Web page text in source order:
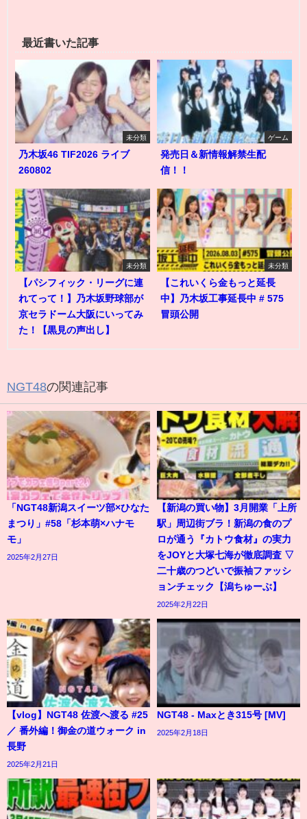
最近書いた記事
未分類
乃木坂46 TIF2026 ライブ
260802
ゲーム
発売日＆新情報解禁生配
信！！
未分類
【パシフィック・リーグに連
れてって！】乃木坂野球部が
京セラドーム大阪にいってみ
た！【黒見の声出し】
未分類
【これいくら金もっと延長
中】乃木坂工事延長中 # 575
冒頭公開
NGT48の関連記事
「NGT48新潟スイーツ部×ひなた
まつり」#58「杉本萌×ハナモ
モ」
2025年2月27日
【新潟の買い物】3月開業「上所
駅」周辺街ブラ！新潟の食のプ
ロが通う『カトウ食材』の実力
をJOYと大塚七海が徹底調査 ▽
二十歳のつどいで振袖ファッシ
ョンチェック【潟ちゅーぶ】
2025年2月22日
【vlog】NGT48 佐渡へ渡る #25
／ 番外編！御金の道ウォーク in
長野
2025年2月21日
NGT48 - Maxとき315号 [MV]
2025年2月18日